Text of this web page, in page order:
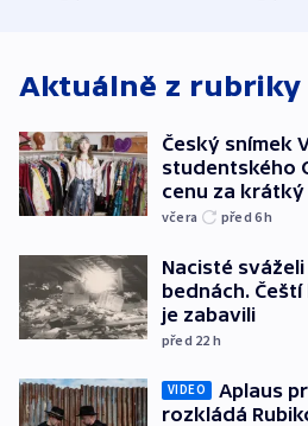
Aktuálně z rubriky
Český snímek
studentského
cenu za krátký
včera před 6h
Nacisté
bednách.
je zabavili
před 22 h
VIDEO
Aplaus
rozkládá